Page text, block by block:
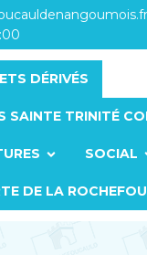
DÉRIVÉS
SAINTE TRINITÉ
SOCIAL
DE LA